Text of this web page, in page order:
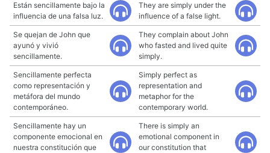
Están sencillamente bajo la
influencia de una falsa luz.
They are simply under the
influence of a false light.
Se quejan de John que
ayunó y vivió
sencillamente.
They complain about John
who fasted and lived quite
simply.
Sencillamente perfecta
como representación y
metáfora del mundo
contemporáneo.
Simply perfect as
representation and
metaphor for the
contemporary world.
Sencillamente hay un
componente emocional en
nuestra constitución que
There is simply an
emotional component in
our constitution that